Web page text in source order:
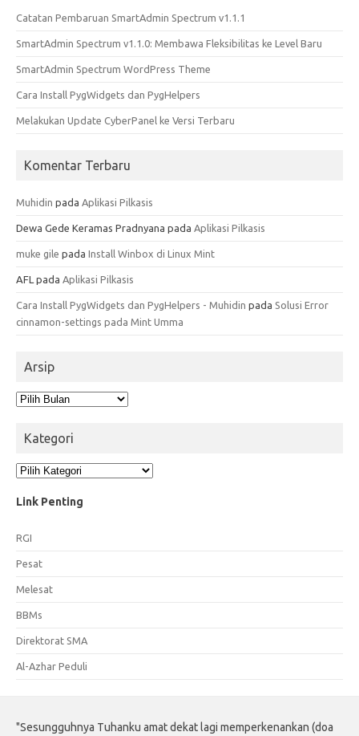
Catatan Pembaruan SmartAdmin Spectrum v1.1.1
SmartAdmin Spectrum v1.1.0: Membawa Fleksibilitas ke Level Baru
SmartAdmin Spectrum WordPress Theme
Cara Install PygWidgets dan PygHelpers
Melakukan Update CyberPanel ke Versi Terbaru
Komentar Terbaru
Muhidin pada Aplikasi Pilkasis
Dewa Gede Keramas Pradnyana pada Aplikasi Pilkasis
muke gile pada Install Winbox di Linux Mint
AFL pada Aplikasi Pilkasis
Cara Install PygWidgets dan PygHelpers - Muhidin pada Solusi Error
cinnamon-settings pada Mint Umma
Arsip
Arsip
Kategori
Kategori
Link Penting
RGI
Pesat
Melesat
BBMs
Direktorat SMA
Al-Azhar Peduli
"Sesungguhnya Tuhanku amat dekat lagi memperkenankan (doa